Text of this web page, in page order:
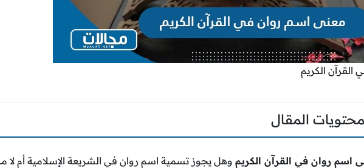
الكريم
محتويات المقال
اسم روان في القرآن الكريم وهل يجوز تسمية اسم روان في الشريعة الإسلامية أم لا